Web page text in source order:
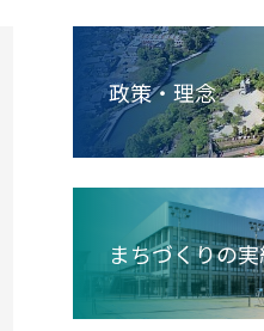
政策・理念
まちづくりの